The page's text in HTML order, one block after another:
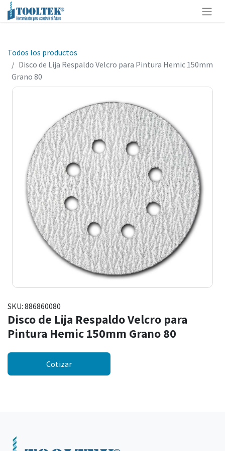
Todos los productos
Disco de Lija Respaldo Velcro para Pintura Hemic 150mm
Grano 80
SKU: 886860080
Disco de Lija Respaldo Velcro para
Pintura Hemic 150mm Grano 80
Cotizar